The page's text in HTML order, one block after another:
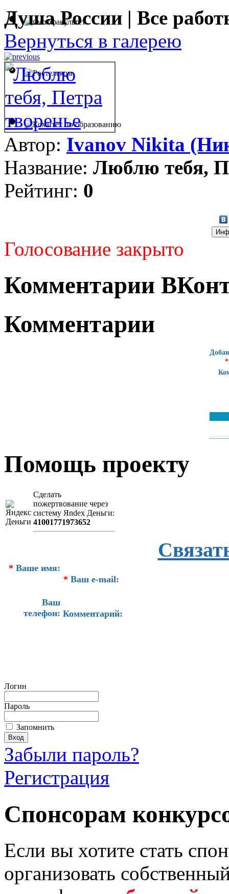
Душа России | Все
Вернуться в галерею
Автор: Ivanov Nikita
Название: Люблю тебя,
Рейтинг: 0
Голосование закрыто
Комментарии
Комментарии
*
Помощь проекту
Сделать
пожертвование через
систeму Яndex Деньги:
41001771973652
* Ваше имя:
* Ваш e-mail:
Ваш
телефон: Комментарий:
Логин
Пароль
Запомнить
Забыли пароль?
Регистрация
Спонсорам
Если вы хотите стать
организовать